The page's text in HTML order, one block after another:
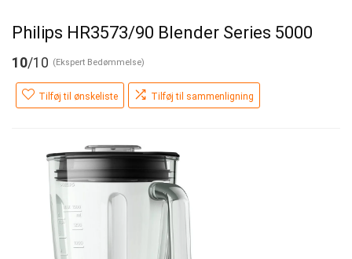
Philips HR3573/90 Blender Series 5000
10/10 (Ekspert Bedømmelse)
Tilføj til ønskeliste Tilføj til sammenligning